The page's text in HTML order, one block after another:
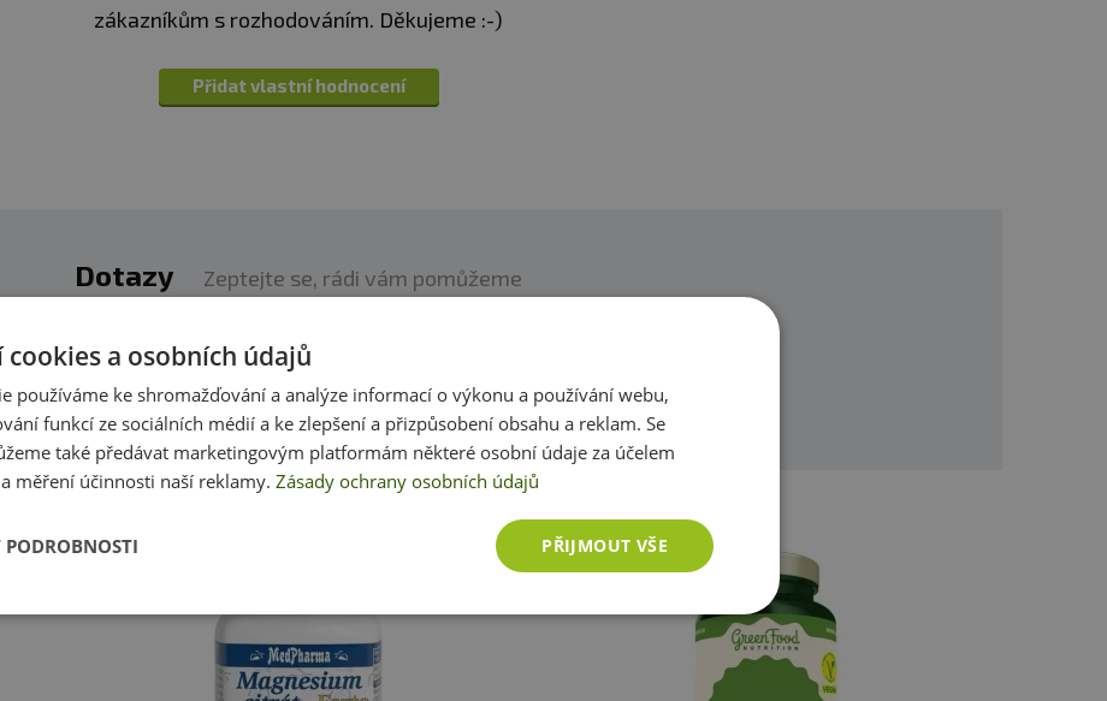
zákazníkům s rozhodováním. Děkujeme :-)
Přidat vlastní hodnocení
Dotazy Zeptejte se, rádi vám pomůžeme
produktech víme skoro vše. Zeptejte se, rádi vám pomůžeme.
Přidat dotaz
cookies a osobních údajů
používáme ke shromažďování a analýze informací o výkonu a používání webu,
funkcí ze sociálních médií a ke zlepšení a přizpůsobení obsahu a reklam. Se
také předávat marketingovým platformám některé osobní údaje za účelem
měření účinnosti naší reklamy. Zásady ochrany osobních údajů
PŘIJMOUT VŠE